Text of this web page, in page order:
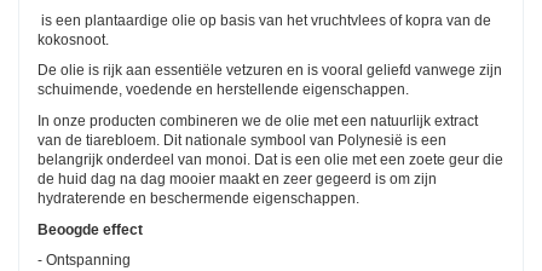
is een plantaardige olie op basis van het vruchtvlees of kopra van de
kokosnoot.
De olie is rijk aan essentiële vetzuren en is vooral geliefd vanwege zijn
schuimende, voedende en herstellende eigenschappen.
In onze producten combineren we de olie met een natuurlijk extract
van de tiarebloem. Dit nationale symbool van Polynesië is een
belangrijk onderdeel van monoi. Dat is een olie met een zoete geur die
de huid dag na dag mooier maakt en zeer gegeerd is om zijn
hydraterende en beschermende eigenschappen.
Beoogde effect
- Ontspanning